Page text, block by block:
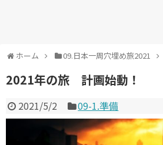
ホーム 09.日本一周穴埋め旅2021
2021年の旅 計画始動！
2021/5/2 09-1.準備